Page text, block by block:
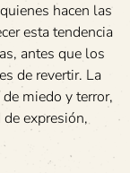
hacen las
esta tendencia
antes que los
de revertir. La
miedo y terror,
expresión,